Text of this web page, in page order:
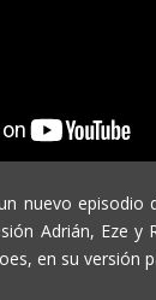
nuevo episodio
Adrián, Eze y
en su versión